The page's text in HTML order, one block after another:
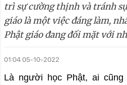
trì sự cường thịnh và tránh
giáo là một việc đáng làm,
Phật giáo đang đối mặt với
01:04 05-10-2022
Là người học Phật, ai